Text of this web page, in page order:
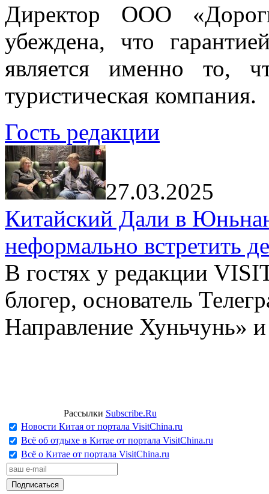
Директор ООО
убеждена, что
является именно то,
туристическая компания.
Гость редакции
27.03.2025
Китайский Дали в
неформально встретить
В гостях у редакции
блогер, основатель
Направление Хуньчунь»
Рассылки Subscribe.Ru
Новости Китая от портала VisitChina.ru
Всё об отдыхе в Китае от портала VisitChina.ru
Всё о Китае от портала VisitChina.ru